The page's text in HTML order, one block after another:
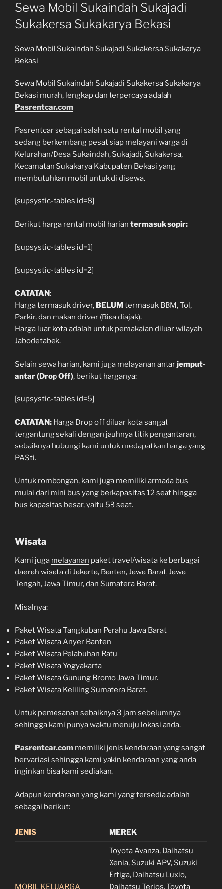
Sewa Mobil Sukaindah Sukajadi
Sukakersa Sukakarya Bekasi
Sewa Mobil Sukaindah Sukajadi Sukakersa Sukakarya
Bekasi
Sewa Mobil Sukaindah Sukajadi Sukakersa Sukakarya
Bekasi murah, lengkap dan terpercaya adalah
Pasrentcar.com
Pasrentcar sebagai salah satu rental mobil yang
sedang berkembang pesat siap melayani warga di
Kelurahan/Desa Sukaindah, Sukajadi, Sukakersa,
Kecamatan Sukakarya Kabupaten Bekasi yang
membutuhkan mobil untuk di disewa.
[supsystic-tables id=8]
Berikut harga rental mobil harian termasuk sopir:
[supsystic-tables id=1]
[supsystic-tables id=2]
CATATAN:
Harga termasuk driver, BELUM termasuk BBM, Tol,
Parkir, dan makan driver (Bisa diajak).
Harga luar kota adalah untuk pemakaian diluar wilayah
Jabodetabek.
Selain sewa harian, kami juga melayanan antarjemput-
antar (Drop Off), berikut harganya:
[supsystic-tables id=5]
CATATAN: Harga Drop off diluar kota sangat
tergantung sekali dengan jauhnya titik pengantaran,
sebaiknya hubungi kami untuk medapatkan harga yang
PASti.
Untuk rombongan, kami juga memiliki armada bus
mulai dari mini bus yang berkapasitas 12 seat hingga
bus kapasitas besar, yaitu 58 seat.
Wisata
Kami juga melayanan paket travel/wisata ke berbagai
daerah wisata di Jakarta, Banten, Jawa Barat, Jawa
Tengah, Jawa Timur, dan Sumatera Barat.
Misalnya:
Paket Wisata Tangkuban Perahu Jawa Barat
Paket Wisata Anyer Banten
Paket Wisata Pelabuhan Ratu
Paket Wisata Yogyakarta
Paket Wisata Gunung Bromo Jawa Timur.
Paket Wisata Keliling Sumatera Barat.
Untuk pemesanan sebaiknya 3 jam sebelumnya
sehingga kami punya waktu menuju lokasi anda.
Pasrentcar.com memiliki jenis kendaraan yang sangat
bervariasi sehingga kami yakin kendaraan yang anda
inginkan bisa kami sediakan.
Adapun kendaraan yang kami yang tersedia adalah
sebagai berikut:
JENIS MEREK
MOBIL KELUARGA
Toyota Avanza, Daihatsu
Xenia, Suzuki APV, Suzuki
Ertiga, Daihatsu Luxio,
Daihatsu Terios, Toyota